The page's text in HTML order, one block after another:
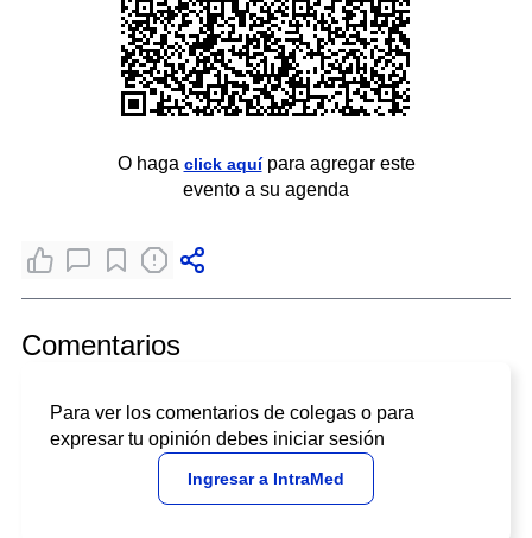
O haga click aquípara agregar este
evento a su agenda
Comentarios
Para ver los comentarios de colegas o para
expresar tu opinión debes iniciar sesión
Ingresar a IntraMed